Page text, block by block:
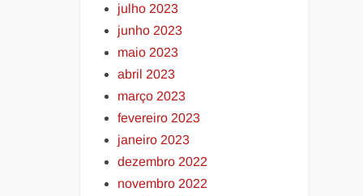
julho 2023
junho 2023
maio 2023
abril 2023
março 2023
fevereiro 2023
janeiro 2023
dezembro 2022
novembro 2022